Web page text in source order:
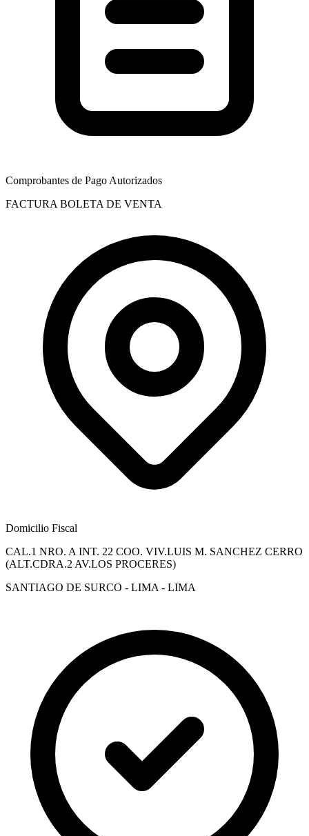
Comprobantes de Pago Autorizados
FACTURA BOLETA DE VENTA
Domicilio Fiscal
CAL.1 NRO. A INT. 22 COO. VIV.LUIS M. SANCHEZ CERRO
(ALT.CDRA.2 AV.LOS PROCERES)
SANTIAGO DE SURCO - LIMA - LIMA